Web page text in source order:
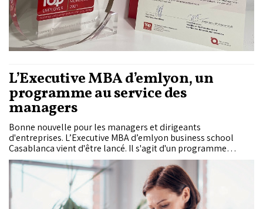
L’Executive MBA d’emlyon, un
programme au service des
managers
Bonne nouvelle pour les managers et dirigeants
d'entreprises. L’Executive MBA d’emlyon business school
Casablanca vient d'être lancé. Il s'agit d'un programme
innovant de transformation professionnelle et personnelle,
offrant aux managers confirmés une opportunité indéniable